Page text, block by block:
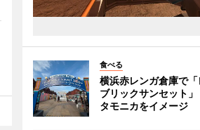
食べる
横浜赤レンガ倉庫で「
ブリックサンセット
タモニカをイメージ